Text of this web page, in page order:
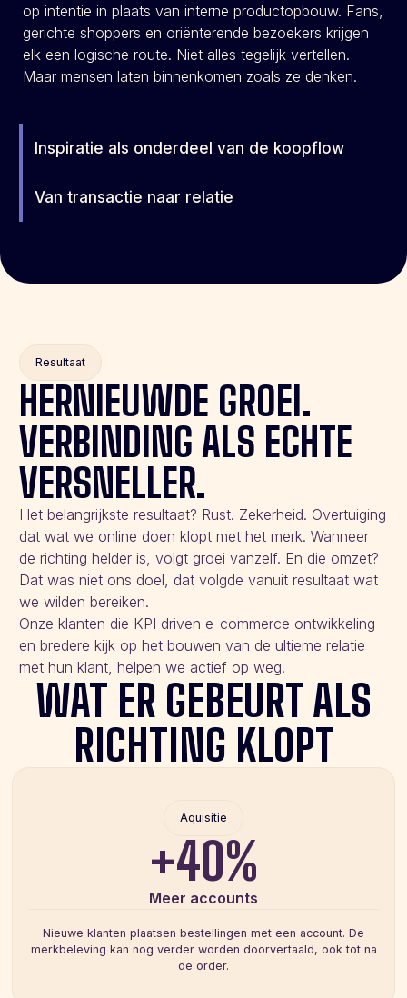
op intentie in plaats van interne productopbouw. Fans,
gerichte shoppers en oriënterende bezoekers krijgen
elk een logische route. Niet alles tegelijk vertellen.
Maar mensen laten binnenkomen zoals ze denken.
Inspiratie als onderdeel van de koopflow
Van transactie naar relatie
Resultaat
HERNIEUWDE GROEI.
VERBINDING ALS ECHTE
VERSNELLER.
Het belangrijkste resultaat? Rust. Zekerheid. Overtuiging
dat wat we online doen klopt met het merk. Wanneer
de richting helder is, volgt groei vanzelf. En die omzet?
Dat was niet ons doel, dat volgde vanuit resultaat wat
we wilden bereiken.
Onze klanten die KPI driven e-commerce ontwikkeling
en bredere kijk op het bouwen van de ultieme relatie
met hun klant, helpen we actief op weg.
WAT ER GEBEURT ALS
RICHTING KLOPT
Aquisitie
+40%
Meer accounts
Nieuwe klanten plaatsen bestellingen met een account. De
merkbeleving kan nog verder worden doorvertaald, ook tot na
de order.